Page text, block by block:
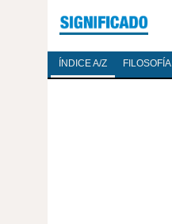
ÍNDICE A/Z FILOSOFÍA